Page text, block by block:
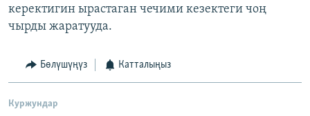
керектигин ырастаган чечими кезектеги чоң
чырды жаратууда.
Бөлүшүңүз Катталыңыз
Куржундар